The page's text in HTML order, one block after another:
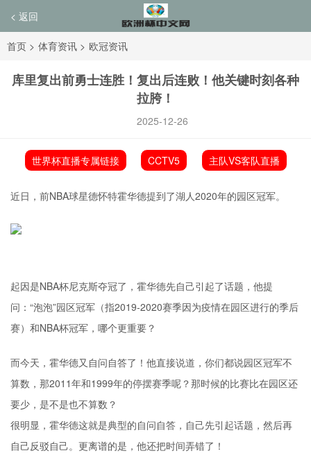
< 返回
首页 > 体育资讯 > 欧冠资讯
库里复出前勇士连胜！复出后连败！他关键时刻各种
拉胯！
2025-12-26
世界杯直播专属链接 CCTV5 主队VS客队直播
近日，前NBA球星德怀特霍华德提到了湖人2020年的园区冠军。
起因是NBA杯尼克斯夺冠了，霍华德先自己引起了话题，他提
问：“泡泡”园区冠军（指2019-2020赛季因为疫情在园区进行的季后
赛）和NBA杯冠军，哪个更重要？
而今天，霍华德又自问自答了！他直接说道，你们都说园区冠军不
算数，那2011年和1999年的停摆赛季呢？那时候的比赛比在园区还
要少，是不是也不算数？
很明显，霍华德这就是典型的自问自答，自己先引起话题，然后再
自己反驳自己。更离谱的是，他还把时间弄错了！